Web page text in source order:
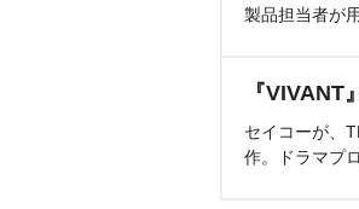
製品担当者が
『
セイコーが、
作。ドラマプ